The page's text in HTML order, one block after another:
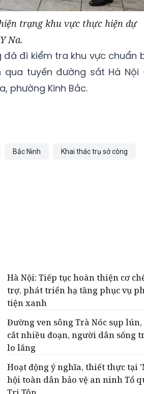
trạng khu vực thực hiện dự
Na.
đã đi kiểm tra khu vực chuẩn
qua tuyến đường sắt Hà Nội
phường Kinh Bắc.
Bắc Ninh Khai thác trụ sở công
Hà Nội: Tiếp tục hoàn thiện cơ
trợ, phát triển hạ tầng phục vụ
tiện xanh
Đường ven sông Trà Nóc sụp
cắt nhiều đoạn, người dân sống
lo lắng
Hoạt động ý nghĩa, thiết thực tại
hội toàn dân bảo vệ an ninh Tổ